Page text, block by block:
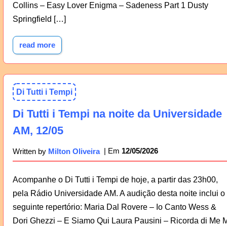
Collins – Easy Lover Enigma – Sadeness Part 1 Dusty
Springfield […]
read more
Di Tutti i Tempi
Di Tutti i Tempi na noite da Universidade
AM, 12/05
Written by Milton Oliveira 12/05/2026
Acompanhe o Di Tutti i Tempi de hoje, a partir das 23h00,
pela Rádio Universidade AM. A audição desta noite inclui o
seguinte repertório: Maria Dal Rovere – Io Canto Wess &
Dori Ghezzi – E Siamo Qui Laura Pausini – Ricorda di Me